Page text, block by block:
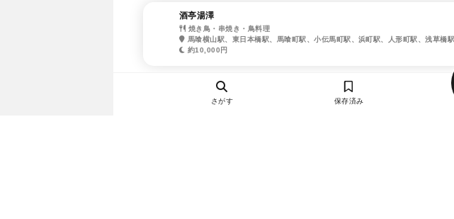
酒亭湯澤
焼き鳥・串焼き・鳥料理
馬喰横山駅、東日本橋駅、馬喰町駅、小伝馬町駅、浜町駅、人形町駅、浅草橋駅
約10,000円
さがす 保存済み